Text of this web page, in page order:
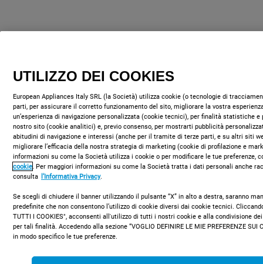
IS67G1KMW/E
Cucina a gas a libera installazione
Indesit: 60 cm - IS67G1KMW/E
Caratteristiche di questa cucina a libera installazione 60 x 60
Indesit: 4 fuochi. Colore bianco. Alimentazione a gas. 60 cm di
larghezza.
Classe energetica
UTILIZZO DEI COOKIES
European Appliances Italy SRL (la Società) utilizza cookie (o tecnologie di
parti, per assicurare il corretto funzionamento del sito, migliorare la vostra
un’esperienza di navigazione personalizzata (cookie tecnici), per finalità statistiche e
nostro sito (cookie analitici) e, previo consenso, per mostrarti pubblicità
abitudini di navigazione e interessi (anche per il tramite di terze parti, e su altri siti
migliorare l’efficacia della nostra strategia di marketing (cookie di profilazione e
informazioni su come la Società utilizza i cookie o per modificare le tue preferenze,
cookie. Per maggiori informazioni su come la Società tratta i dati personali anche
consulta l’Informativa Privacy.
Se scegli di chiudere il banner utilizzando il pulsante “X” in alto a destra, saranno
predefinite che non consentono l’utilizzo di cookie diversi dai cookie tecnici.
TUTTI I COOKIES", acconsenti all'utilizzo di tutti i nostri cookie e alla condivisione
per tali finalità. Accedendo alla sezione “VOGLIO DEFINIRE LE MIE PREFERENZE SUI
in modo specifico le tue preferenze.